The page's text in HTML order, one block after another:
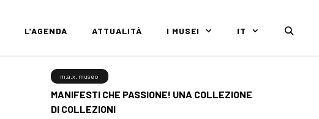
L’AGENDA ATTUALITÀ I MUSEI IT
MANIFESTI CHE PASSIONE! UNA COLLEZIONE
DI COLLEZIONI
m.a.x. museo